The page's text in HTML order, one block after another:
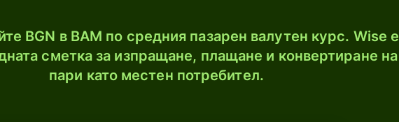
BGN в BAM по средния пазарен валутен курс. Wise е
сметка за изпращане, плащане и конвертиране на
пари като местен потребител.